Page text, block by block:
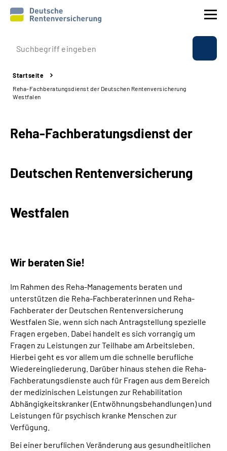
Prävention
Reha
Beratung & Kontakt
Experten
Inhalte in Gebärdensprache (DGS)
Leichte Sprache
Mein Kundenportal
Startseite
Reha-Fachberatungsdienst der Deutschen Rentenversicherung
Westfalen
Reha-Fachberatungsdienst der
Deutschen Rentenversicherung
Westfalen
Wir beraten Sie!
Im Rahmen des Reha-Managements beraten und
unterstützen die Reha-Fachberaterinnen und Reha-
Fachberater der Deutschen Rentenversicherung
Westfalen Sie, wenn sich nach Antragstellung spezielle
Fragen ergeben. Dabei handelt es sich vorrangig um
Fragen zu Leistungen zur Teilhabe am Arbeitsleben.
Hierbei geht es vor allem um die schnelle berufliche
Wiedereingliederung. Darüber hinaus stehen die Reha-
Fachberatungsdienste auch für Fragen aus dem Bereich
der medizinischen Leistungen zur Rehabilitation
Abhängigkeitskranker (Entwöhnungsbehandlungen) und
Leistungen für psychisch kranke Menschen zur
Verfügung.
Bei einer beruflichen Veränderung aus gesundheitlichen